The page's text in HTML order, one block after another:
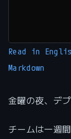
Read in
Markdown
金曜の夜、デ
チームは一週